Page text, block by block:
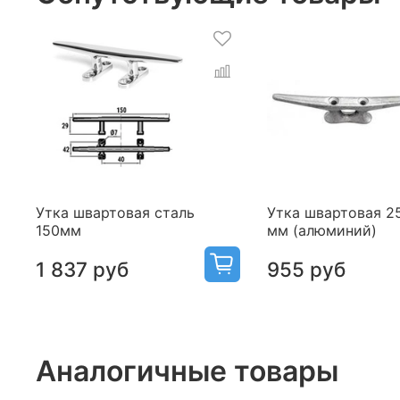
Утка швартовая сталь
150мм
1 837 руб
Утка швартовая
мм (алюминий)
955 руб
Аналогичные товары